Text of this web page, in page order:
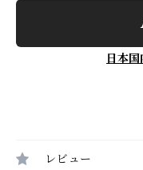
日本
レビュー